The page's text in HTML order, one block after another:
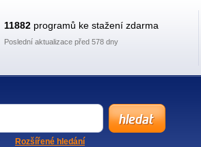
11882 programů ke stažení zdarma
Poslední aktualizace před 578 dny
Rozšířené hledání